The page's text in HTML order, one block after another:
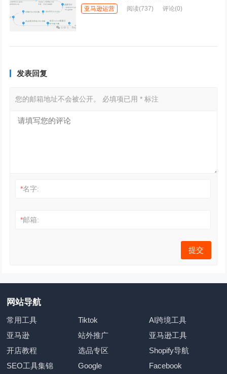
亚马逊运营 阅读(737) 评论(0)
发表回复
您的邮箱地址不会被公开。 必填项已用* 标注
*名字:
*邮箱:
网站导航
常用工具 Tiktok
AI跨境工具
亚马逊
站外推广
亚马逊工具
开店教程
选品专区
Shopify导航
SEO工具集锦
Google
Facebook